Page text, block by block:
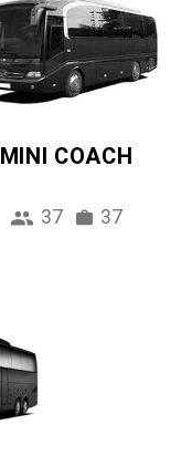
MINI COACH
37 37